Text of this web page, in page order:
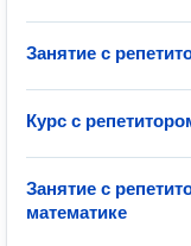
Занятие с
Курс с
Занятие с
математике